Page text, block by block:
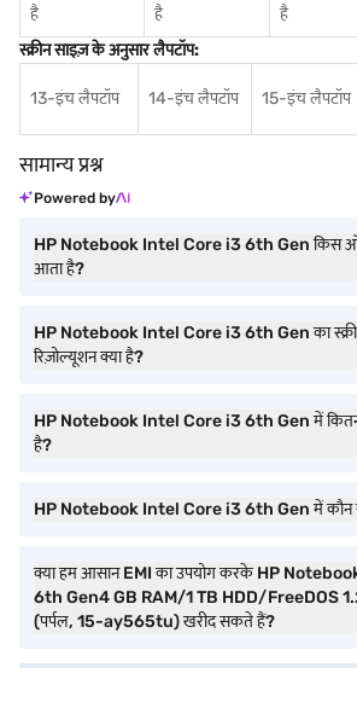
है
है
है
स्क्रीन साइज़ के अनुसार लैपटॉप:
13-इंच लैपटॉप 14-इंच लैपटॉप 15-इंच लैपटॉप
सामान्य प्रश्न
Powered by
HP Notebook Intel Core i3 6th Gen किस
आता है?
HP Notebook Intel Core i3 6th Gen का
रिज़ोल्यूशन क्या है?
HP Notebook Intel Core i3 6th Gen में
है?
HP Notebook Intel Core i3 6th Gen में कौन सा
क्या हम आसान EMI का उपयोग करके HP
6th Gen4 GB RAM/1 TB HDD/FreeDOS
(पर्पल, 15-ay565tu) खरीद सकते हैं?